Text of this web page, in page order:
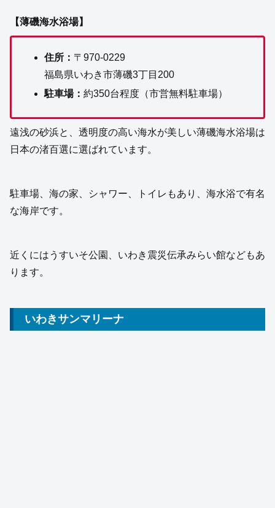
【薄磯海水浴場】
住所： 〒970-0229
福島県いわき市薄磯3丁目200
駐車場：約350台程度（市営無料駐車場）
遠浅の砂浜と、透明度の高い海水が美しい薄磯海水浴場は
日本の渚百選に選ばれています。
駐車場、海の家、シャワー、トイレもあり、海水浴で有名
な海岸です。
近くにはうすいそ公園、いわき震災伝承みらい館などもあ
ります。
いわきサンマリーナ